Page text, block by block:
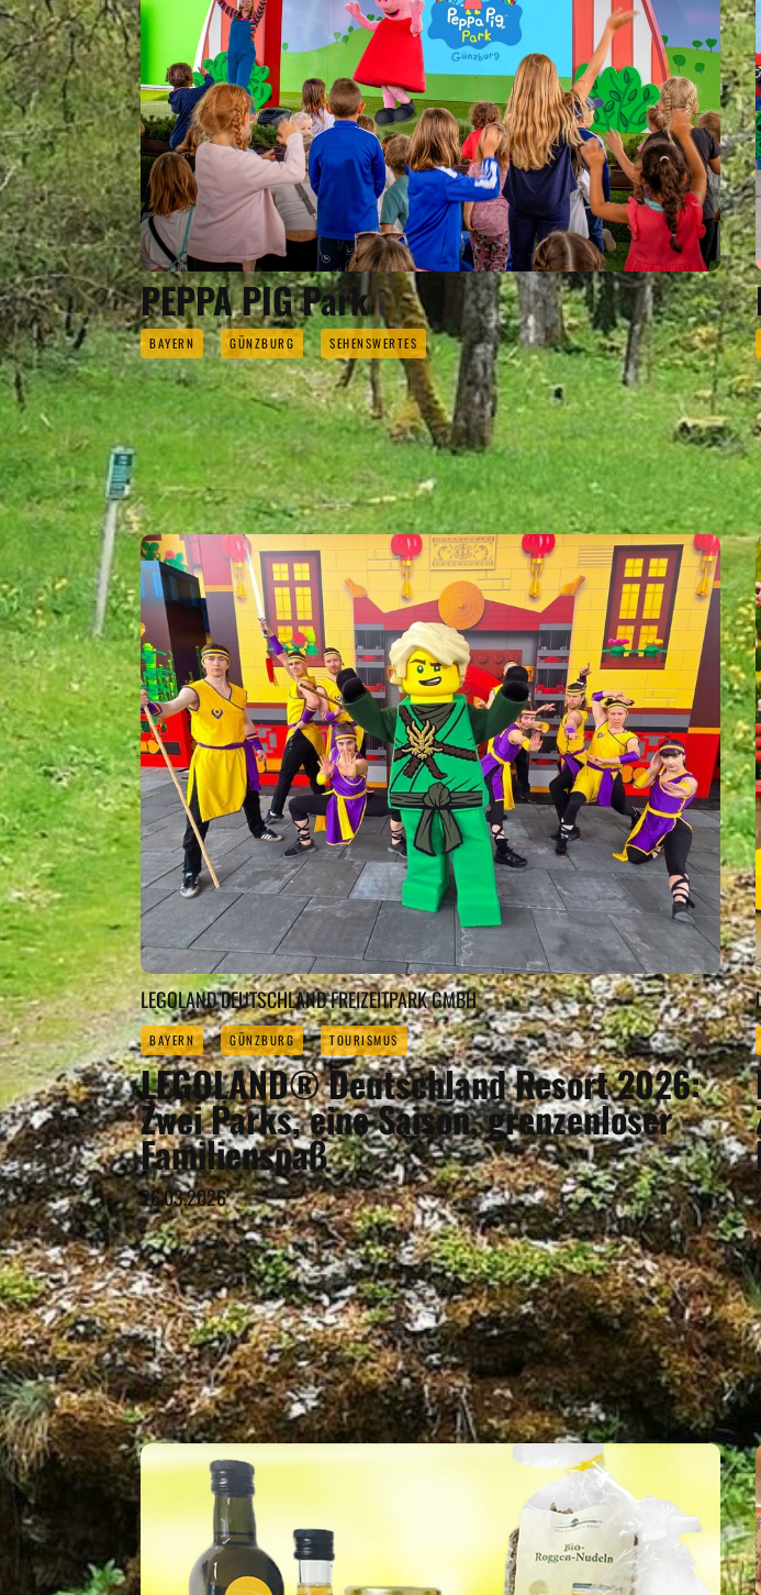
PEPPA PIG Park
BAYERN GÜNZBURG SEHENSWERTES
GUT ZU
Eigenen Eintrag
LEGOLAND DEUTSCHLAND FREIZEITPARK GMBH
BAYERN GÜNZBURG TOURISMUS
LEGOLAND® Deutschland Resort 2026:
Zwei Parks, eine Saison, grenzenloser
Familienspaß
26.03.2026
Eigenen Eintrag